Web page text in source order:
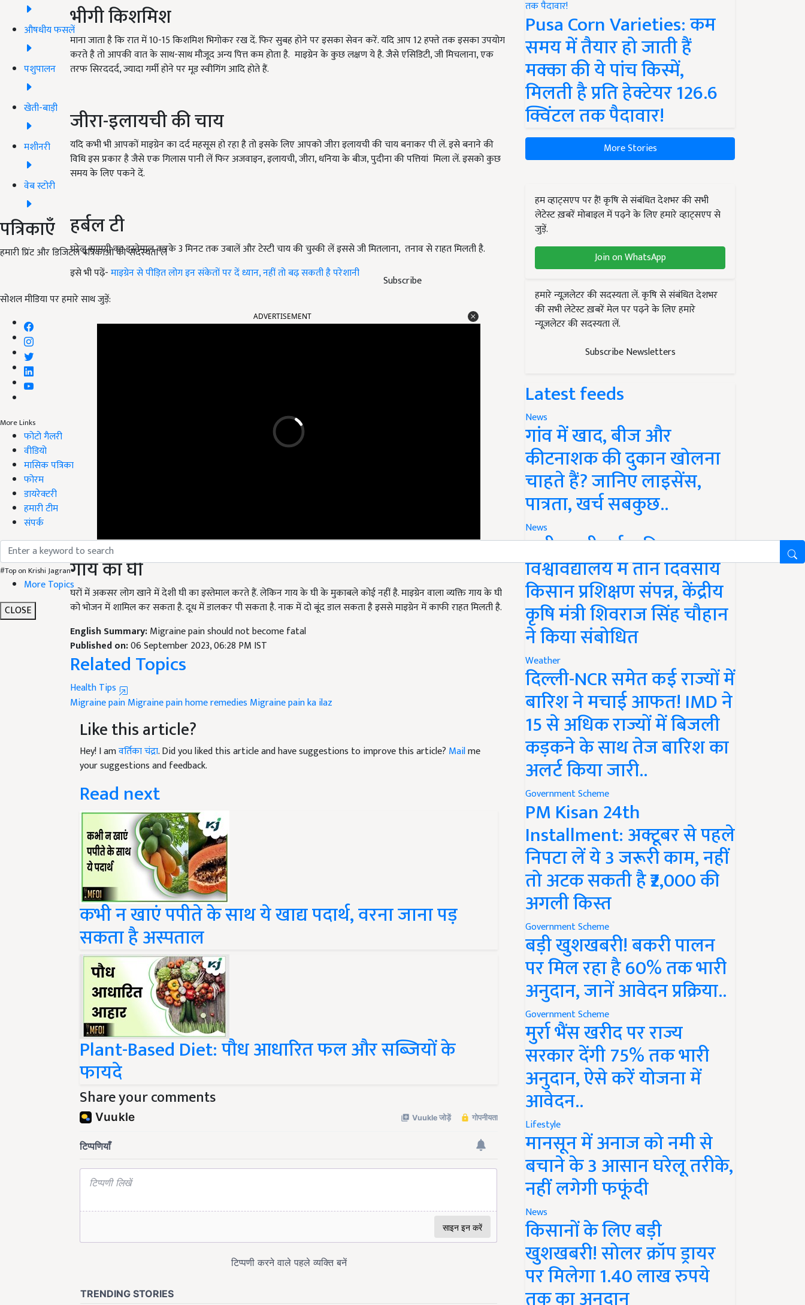
औषधीय फसलें
पशुपालन
खेती-बाड़ी
मशीनरी
वेब स्टोरी
पत्रिकाएँ
हमारी प्रिंट और डिजिटल पत्रिकाओं की सदस्यता लें
Subscribe
सोशल मीडिया पर हमारे साथ जुड़ें:
More Links
फोटो गैलरी
वीडियो
मासिक पत्रिका
फोरम
डायरेक्टरी
हमारी टीम
संपर्क
#Top on Krishi Jagran
More Topics
CLOSE
भीगी किशमिश
माना जाता है कि रात में 10-15 किशमिश भिगोकर रख दें. फिर सुबह होने पर इसका सेवन करें. यदि आप 12 हफ्ते तक इसका उपयोग
करते है तो आपकी वात के साथ-साथ मौजूद अन्य पित्त कम होता है. माइग्रेन के कुछ लक्षण ये है. जैसे एसिडिटी, जी मिचलाना, एक
तरफ सिरददर्द, ज्यादा गर्मी होने पर मूड स्वीगिंग आदि होते हैं.
जीरा-इलायची की चाय
यदि कभी भी आपकों माइग्रेन का दर्द महसूस हो रहा है तो इसके लिए आपको जीरा इलायची की चाय बनाकर पी लें. इसे बनाने की
विधि इस प्रकार है जैसे एक गिलास पानी लें फिर अजवाइन, इलायची, जीरा, धनिया के बीज, पुदीना की पत्तियां मिला लें. इसको कुछ
समय के लिए पकने दें.
हर्बल टी
घरेलू सामग्री का इस्तेमाल करके 3 मिनट तक उबालें और टेस्टी चाय की चुस्की लें इससे जी मितलाना, तनाव से राहत मिलती है.
इसे भी पढ़ें-माइग्रेन से पीड़ित लोग इन संकेतों पर दें ध्यान, नहीं तो बढ़ सकती है परेशानी
ADVERTISEMENT
गाय का घी
घरों में अकसर लोग खाने में देशी घी का इस्तेमाल करते हैं. लेकिन गाय के घी के मुकाबले कोई नहीं है. माइग्रेन वाला व्यक्ति गाय के घी
को भोजन में शामिल कर सकता है. दूध में डालकर पी सकता है. नाक में दो बूंद डाल सकता है इससे माइग्रेन में काफी राहत मिलती है.
English Summary:Migraine pain should not become fatal
Published on:06 September 2023, 06:28 PM IST
Related Topics
Health Tips
Migraine painMigraine pain home remedies Migraine pain ka ilaz
Like this article?
Hey! I amवर्तिका चंद्रा. Did you liked this article and have suggestions to improve this article? Mailme
your suggestions and feedback.
Read next
कभी न खाएं पपीते के साथ ये खाद्य पदार्थ, वरना जाना पड़
सकता है अस्पताल
Plant-Based Diet: पौध आधारित फल और सब्जियों के
फायदे
Share your comments
Pusa Corn Varieties: कम
समय में तैयार हो जाती हैं
मक्का की ये पांच किस्में,
मिलती है प्रति हेक्टेयर 126.6
क्विंटल तक पैदावार!
More Stories
हम व्हाट्सएप पर हैं! कृषि से संबंधित देशभर की सभी
लेटेस्ट ख़बरें मोबाइल में पढ़ने के लिए हमारे व्हाट्सएप से
जुड़ें.
Join on WhatsApp
हमारे न्यूज़लेटर की सदस्यता लें. कृषि से संबंधित देशभर
की सभी लेटेस्ट ख़बरें मेल पर पढ़ने के लिए हमारे
न्यूज़लेटर की सदस्यता लें.
Subscribe Newsletters
Latest feeds
News
गांव में खाद, बीज और
कीटनाशक की दुकान खोलना
चाहते हैं? जानिए लाइसेंस,
पात्रता, खर्च सबकुछ..
News
रानी लक्ष्मीबाई कृषि
विश्वविद्यालय में तीन दिवसीय
किसान प्रशिक्षण संपन्न, केंद्रीय
कृषि मंत्री शिवराज सिंह चौहान
ने किया संबोधित
Weather
दिल्ली-NCR समेत कई राज्यों में
बारिश ने मचाई आफत! IMD ने
15 से अधिक राज्यों में बिजली
कड़कने के साथ तेज बारिश का
अलर्ट किया जारी..
Government Scheme
PM Kisan 24th
Installment: अक्टूबर से पहले
निपटा लें ये 3 जरूरी काम, नहीं
तो अटक सकती है ₹2,000 की
अगली किस्त
Government Scheme
बड़ी खुशखबरी! बकरी पालन
पर मिल रहा है 60% तक भारी
अनुदान, जानें आवेदन प्रक्रिया..
Government Scheme
मुर्रा भैंस खरीद पर राज्य
सरकार देंगी 75% तक भारी
अनुदान, ऐसे करें योजना में
आवेदन..
Lifestyle
मानसून में अनाज को नमी से
बचाने के 3 आसान घरेलू तरीके,
नहीं लगेगी फफूंदी
News
किसानों के लिए बड़ी
खुशखबरी! सोलर क्रॉप ड्रायर
पर मिलेगा 1.40 लाख रुपये